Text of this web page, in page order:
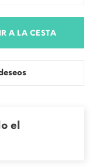
A LA CESTA
el